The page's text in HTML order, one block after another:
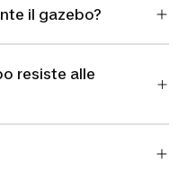
il gazebo?
resiste alle